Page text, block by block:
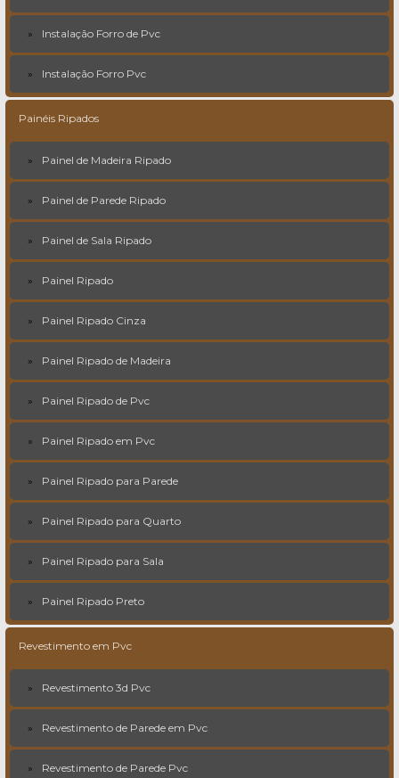
Instalação Forro de Pvc
Instalação Forro Pvc
Painéis Ripados
Painel de Madeira Ripado
Painel de Parede Ripado
Painel de Sala Ripado
Painel Ripado
Painel Ripado Cinza
Painel Ripado de Madeira
Painel Ripado de Pvc
Painel Ripado em Pvc
Painel Ripado para Parede
Painel Ripado para Quarto
Painel Ripado para Sala
Painel Ripado Preto
Revestimento em Pvc
Revestimento 3d Pvc
Revestimento de Parede em Pvc
Revestimento de Parede Pvc